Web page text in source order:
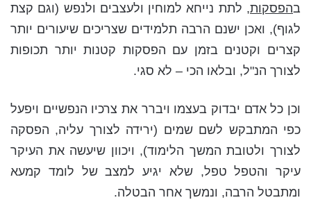
בהפסקות, לתת נייחא למוחין ולעצבים ולנפש (וגם קצת
לגוף), ואכן ישנם הרבה תלמידים שצריכים שיעורים יותר
קצרים וקטנים בזמן עם הפסקות קטנות יותר תכופות
לצורך הנ"ל, ובלאו הכי – לא סגי.
וכן כל אדם יבדוק בעצמו ויברר את צרכיו הנפשיים ויפעל
כפי המתבקש לשם שמים (ירידה לצורך עליה, הפסקה
לצורך ולטובת המשך הלימוד), ויכוון שיעשה את העיקר
עיקר והטפל טפל, שלא יגיע למצב של לומד קמעא
ומתבטל הרבה, ונמשך אחר הבטלה.